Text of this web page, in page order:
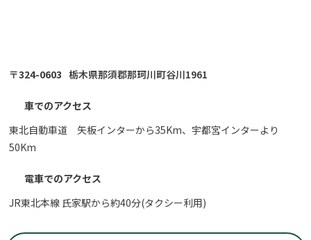
〒324-0603 栃木県那須郡那珂川町谷川1961
車でのアクセス
東北自動車道 矢板インターから35Km、宇都宮インターより
50Km
電車でのアクセス
JR東北本線 氏家駅から約40分(タクシー利用)